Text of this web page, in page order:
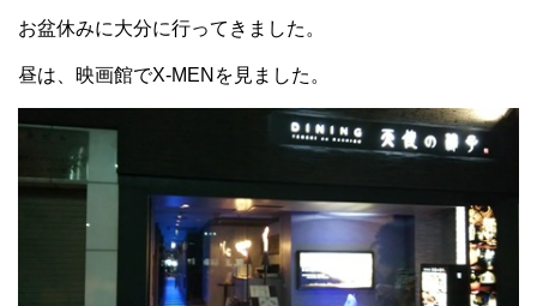
お盆休みに大分に行ってきました。
昼は、映画館でX-MENを見ました。